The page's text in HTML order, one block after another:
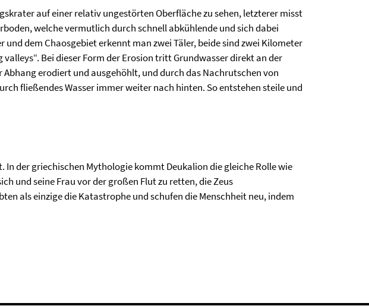
auf einer relativ ungestörten Oberfläche zu sehen, letzterer misst
welche vermutlich durch schnell abkühlende und sich dabei
dem Chaosgebiet erkennt man zwei Täler, beide sind zwei Kilometer
Bei dieser Form der Erosion tritt Grundwasser direkt an der
erodiert und ausgehöhlt, und durch das Nachrutschen von
fließendes Wasser immer weiter nach hinten. So entstehen steile und
der griechischen Mythologie kommt Deukalion die gleiche Rolle wie
und seine Frau vor der großen Flut zu retten, die Zeus
als einzige die Katastrophe und schufen die Menschheit neu, indem